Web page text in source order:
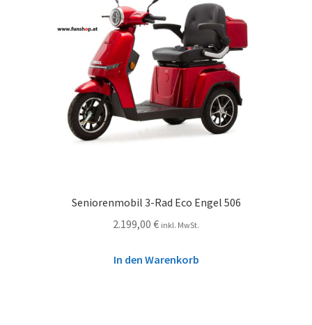
Seniorenmobil 3-Rad Eco Engel 506
2.199,00 € inkl. MwSt.
In den Warenkorb